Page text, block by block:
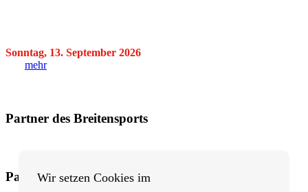
Wir setzen Cookies im
Sonntag, 13. September 2026
mehr
Partner des Breitensports
Partner von BRV-Breitensport.de